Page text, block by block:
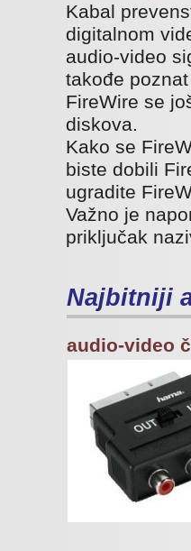
Kabal
digitalnom
audio-video
takođe
FireWire se
diskova.
Kako se
biste dobili
ugradite
Važno je
priključak
Najbitniji
audio-video